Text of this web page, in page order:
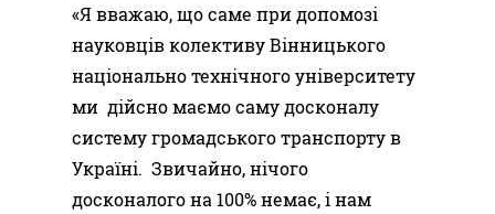
«Я вважаю, що саме при допомозі
науковців колективу Вінницького
національно технічного університету
ми дійсно маємо саму досконалу
систему громадського транспорту в
Україні. Звичайно, нічого
досконалого на 100% немає, і нам